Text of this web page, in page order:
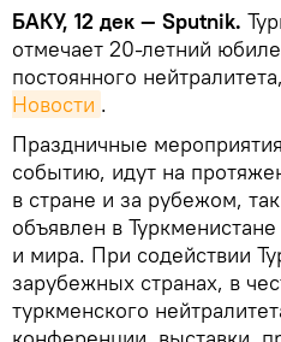
БАКУ, 12 дек — Sputnik.
отмечает 20-летний
постоянного
Новости .
Праздничные
событию, идут на
в стране и за рубежом,
объявлен в
и мира. При содействии
зарубежных странах, в
туркменского